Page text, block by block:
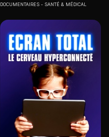
DOCUMENTAIRES SANTÉ & MÉDICAL